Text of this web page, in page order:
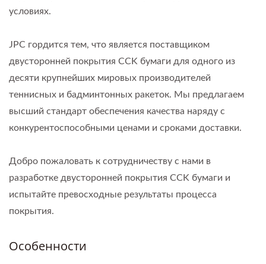
условиях.
JPC гордится тем, что является поставщиком
двусторонней покрытия CCK бумаги для одного из
десяти крупнейших мировых производителей
теннисных и бадминтонных ракеток. Мы предлагаем
высший стандарт обеспечения качества наряду с
конкурентоспособными ценами и сроками доставки.
Добро пожаловать к сотрудничеству с нами в
разработке двусторонней покрытия CCK бумаги и
испытайте превосходные результаты процесса
покрытия.
Особенности